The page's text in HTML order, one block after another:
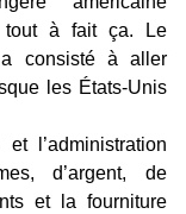
tout à fait ça. Le
a consisté à aller
les États-Unis
l’administration
d’argent, de
et la fourniture